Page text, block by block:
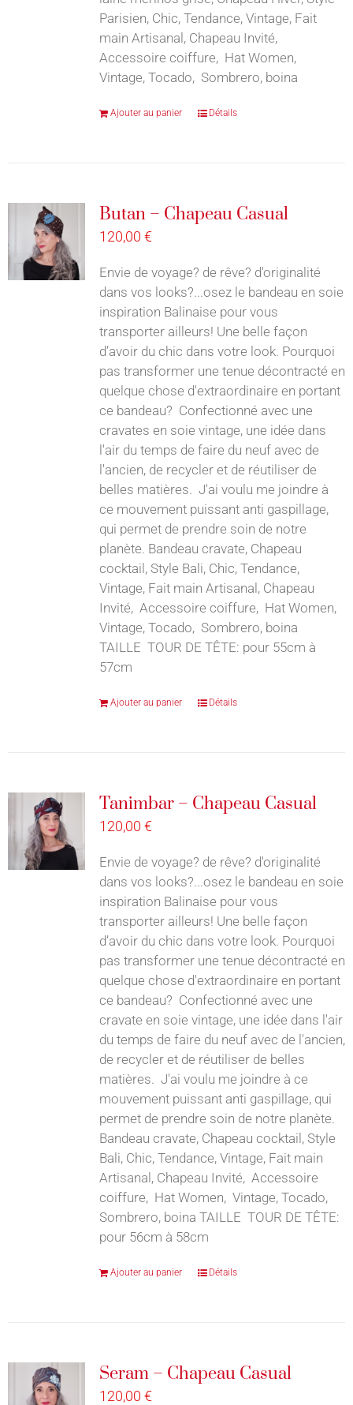
Parisien, Chic, Tendance, Vintage, Fait
main Artisanal, Chapeau Invité,
Accessoire coiffure, Hat Women,
Vintage, Tocado, Sombrero, boina
Ajouter au panier Détails
Butan – Chapeau Casual
120,00 €
Envie de voyage? de rêve? d'originalité
dans vos looks?...osez le bandeau en soie
inspiration Balinaise pour vous
transporter ailleurs! Une belle façon
d’avoir du chic dans votre look. Pourquoi
pas transformer une tenue décontracté en
quelque chose d'extraordinaire en portant
ce bandeau? Confectionné avec une
cravates en soie vintage, une idée dans
l'air du temps de faire du neuf avec de
l'ancien, de recycler et de réutiliser de
belles matières. J'ai voulu me joindre à
ce mouvement puissant anti gaspillage,
qui permet de prendre soin de notre
planète. Bandeau cravate, Chapeau
cocktail, Style Bali, Chic, Tendance,
Vintage, Fait main Artisanal, Chapeau
Invité, Accessoire coiffure, Hat Women,
Vintage, Tocado, Sombrero, boina
TAILLE TOUR DE TÊTE: pour 55cm à
57cm
Ajouter au panier Détails
Tanimbar – Chapeau Casual
120,00 €
Envie de voyage? de rêve? d'originalité
dans vos looks?...osez le bandeau en soie
inspiration Balinaise pour vous
transporter ailleurs! Une belle façon
d’avoir du chic dans votre look. Pourquoi
pas transformer une tenue décontracté en
quelque chose d'extraordinaire en portant
ce bandeau? Confectionné avec une
cravate en soie vintage, une idée dans l'air
du temps de faire du neuf avec de l'ancien,
de recycler et de réutiliser de belles
matières. J'ai voulu me joindre à ce
mouvement puissant anti gaspillage, qui
permet de prendre soin de notre planète.
Bandeau cravate, Chapeau cocktail, Style
Bali, Chic, Tendance, Vintage, Fait main
Artisanal, Chapeau Invité, Accessoire
coiffure, Hat Women, Vintage, Tocado,
Sombrero, boina TAILLE TOUR DE TÊTE:
pour 56cm à 58cm
Ajouter au panier Détails
Seram – Chapeau Casual
120,00 €